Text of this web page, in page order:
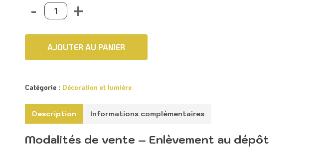
AJOUTER AU PANIER
Catégorie : Décoration et lumière
Description Informations complémentaires
Modalités de vente – Enlèvement au dépôt